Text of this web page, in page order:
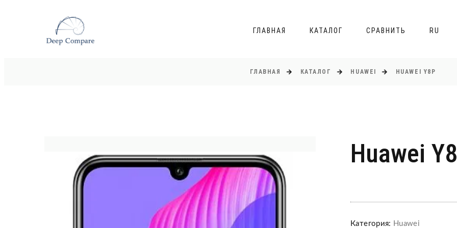
ГЛАВНАЯ КАТАЛОГ СРАВНИТЬ RU
ГЛАВНАЯ КАТАЛОГ HUAWEI HUAWEI Y8P
Huawei
Категория: Huawei